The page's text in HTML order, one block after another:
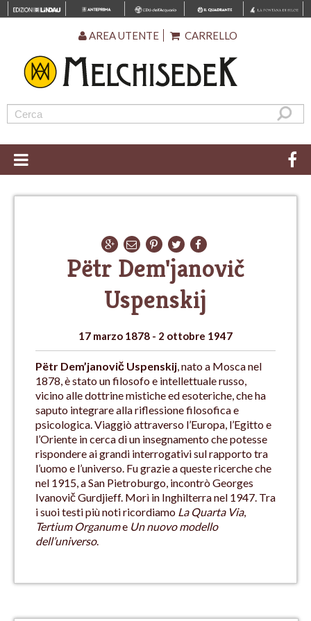
AREA UTENTE CARRELLO
Pëtr Dem'janovič
Uspenskij
17 marzo 1878 - 2 ottobre 1947
Pëtr Dem’janovič Uspenskij , nato a Mosca nel
1878, è stato un filosofo e intellettuale russo,
vicino alle dottrine mistiche ed esoteriche, che ha
saputo integrare alla riflessione filosofica e
psicologica. Viaggiò attraverso l’Europa, l’Egitto e
l’Oriente in cerca di un insegnamento che potesse
rispondere ai grandi interrogativi sul rapporto tra
l’uomo e l’universo. Fu grazie a queste ricerche che
nel 1915, a San Pietroburgo, incontrò Georges
Ivanovič Gurdjieff. Morì in Inghilterra nel 1947. Tra
i suoi testi più noti ricordiamo La Quarta Via,
Tertium Organume Un nuovo modello
dell’universo.